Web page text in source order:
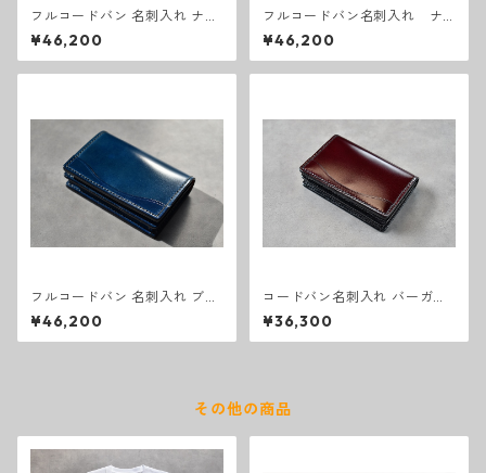
フルコードバン 名刺入れ ナチ
ュラル
¥46,200
フルコードバン名刺入れ ナ
チュラル
¥46,200
フルコードバン 名刺入れ ブル
ー
¥46,200
コードバン名刺入れ バーガン
ディ
¥36,300
その他の商品